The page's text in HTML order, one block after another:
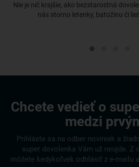
Nie je nič krajšie, ako bezstarostná
nás storno letenky, batožinu či
Chcete vedieť o
medzi
Prihláste sa na odber noviniek a
super dovolenka Vám už neujde. Z
môžete kedykoľvek odhlásiť z e-mailu